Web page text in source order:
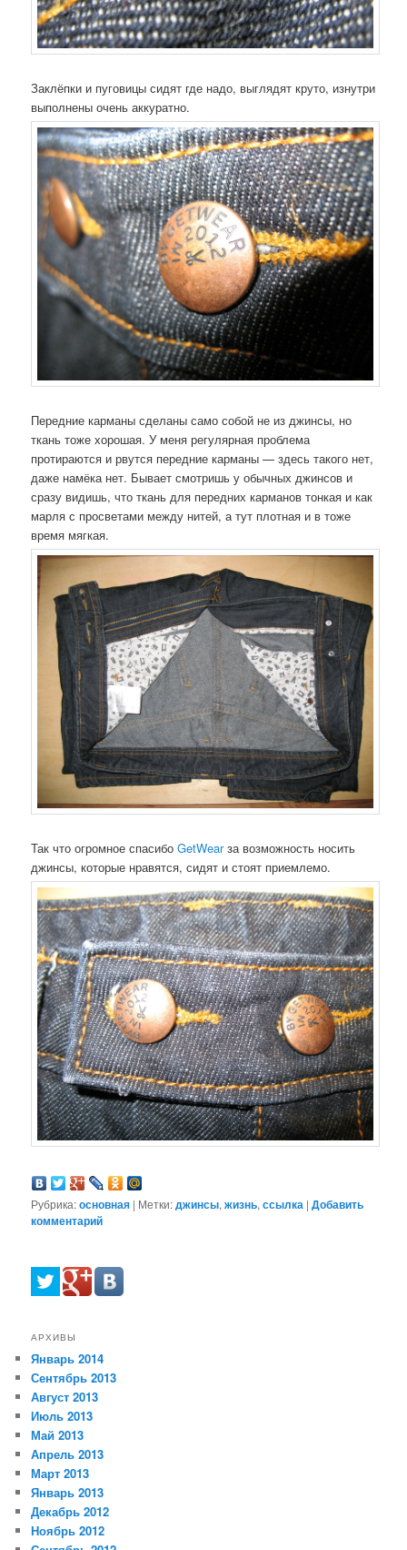
Заклёпки и пуговицы сидят где надо, выглядят круто, изнутри
выполнены очень аккуратно.
Передние карманы сделаны само собой не из джинсы, но
ткань тоже хорошая. У меня регулярная проблема
протираются и рвутся передние карманы — здесь такого нет,
даже намёка нет. Бывает смотришь у обычных джинсов и
сразу видишь, что ткань для передних карманов тонкая и как
марля с просветами между нитей, а тут плотная и в тоже
время мягкая.
Так что огромное спасибоGetWearза возможность носить
джинсы, которые нравятся, сидят и стоят приемлемо.
Рубрика:основная | Метки:джинсы,жизнь,ссылка |Добавить
комментарий
АРХИВЫ
Январь 2014
Сентябрь 2013
Август 2013
Июль 2013
Май 2013
Апрель 2013
Март 2013
Январь 2013
Декабрь 2012
Ноябрь 2012